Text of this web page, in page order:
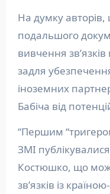
На думку авторів,
подальшого
вивчення
задля
іноземних
Бабіча від
“Першим
ЗМІ
Костюшко, що
звʼязків із